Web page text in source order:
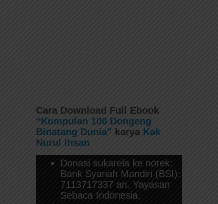
Cara Download Full Ebook
“Kumpulan 100 Dongeng
Binatang Dunia” karya Kak
Nurul Ihsan
Donasi sukarela ke norek:
Bank Syariah Mandiri (BSI):
7113717337 an. Yayasan
Sebaca Indonesia.